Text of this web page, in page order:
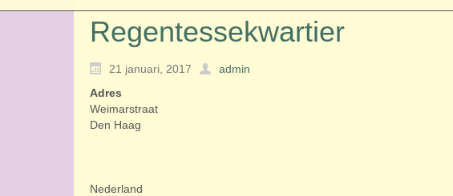
Regentessekwartier
21 januari, 2017 admin
Adres
Weimarstraat
Den Haag
Nederland